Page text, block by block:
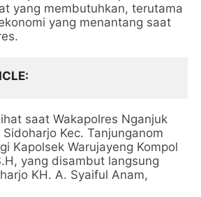
yang membutuhkan, terutama
yang menantang saat
saat Wakapolres Nganjuk
Kec. Tanjunganom
Kapolsek Warujayeng Kompol
yang disambut langsung
KH. A. Syaiful Anam,